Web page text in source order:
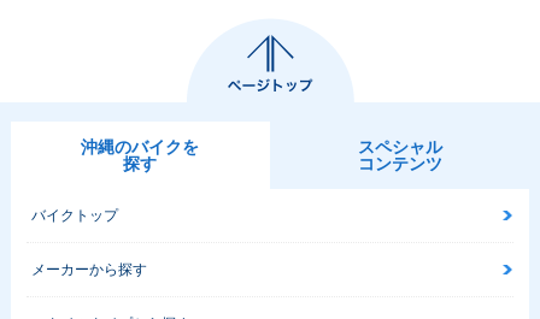
沖縄のバイクを
探す
スペシャル
コンテンツ
バイクトップ
メーカーから探す